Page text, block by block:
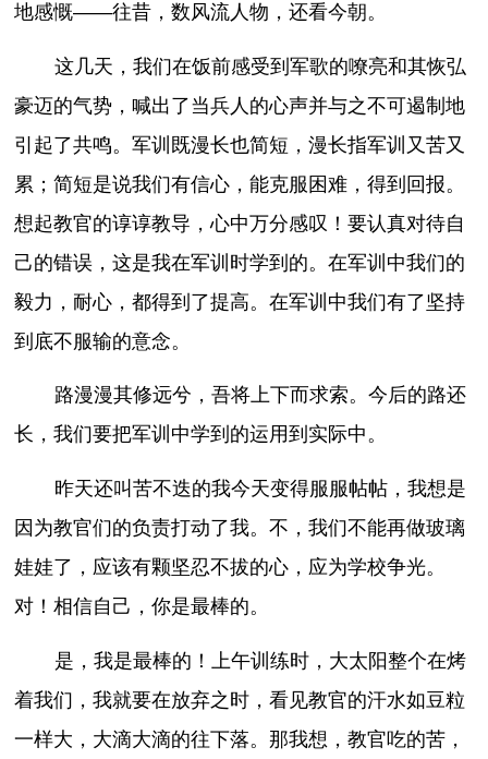
地感慨——往昔，数风流人物，还看今朝。
这几天，我们在饭前感受到军歌的嘹亮和其恢弘
豪迈的气势，喊出了当兵人的心声并与之不可遏制地
引起了共鸣。军训既漫长也简短，漫长指军训又苦又
累；简短是说我们有信心，能克服困难，得到回报。
想起教官的谆谆教导，心中万分感叹！要认真对待自
己的错误，这是我在军训时学到的。在军训中我们的
毅力，耐心，都得到了提高。在军训中我们有了坚持
到底不服输的意念。
路漫漫其修远兮，吾将上下而求索。今后的路还
长，我们要把军训中学到的运用到实际中。
昨天还叫苦不迭的我今天变得服服帖帖，我想是
因为教官们的负责打动了我。不，我们不能再做玻璃
娃娃了，应该有颗坚忍不拔的心，应为学校争光。
对！相信自己，你是最棒的。
是，我是最棒的！上午训练时，大太阳整个在烤
着我们，我就要在放弃之时，看见教官的汗水如豆粒
一样大，大滴大滴的往下落。那我想，教官吃的苦，